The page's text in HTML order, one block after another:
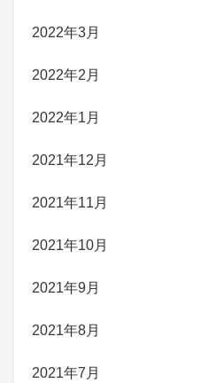
2022年3月
2022年2月
2022年1月
2021年12月
2021年11月
2021年10月
2021年9月
2021年8月
2021年7月